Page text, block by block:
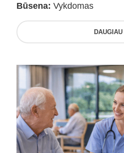
Būsena: Vykdomas
DAUGIAU